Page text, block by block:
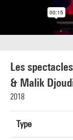
Les
& Malik
2018
Type